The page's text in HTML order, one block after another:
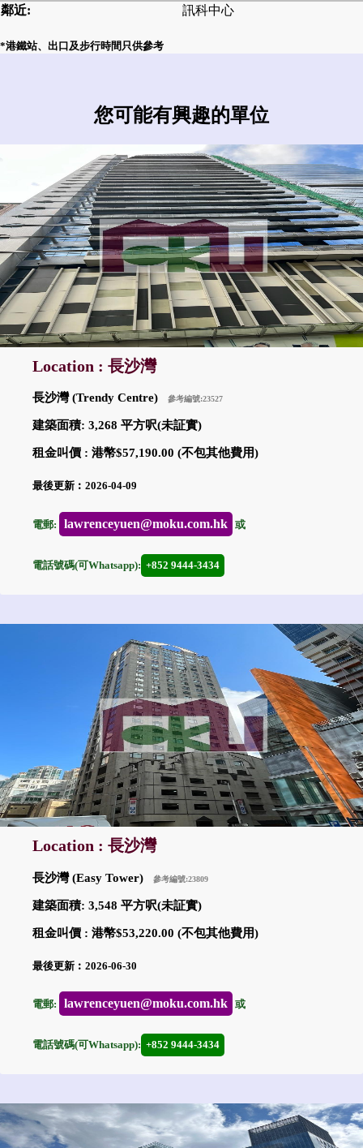
鄰近:
訊科中心
*港鐵站、出口及步行時間只供參考
您可能有興趣的單位
Location : 長沙灣
長沙灣 (Trendy Centre) 參考編號:23527
建築面積: 3,268 平方呎(未証實)
租金叫價 : 港幣$57,190.00 (不包其他費用)
最後更新︰2026-04-09
電郵: lawrenceyuen@moku.com.hk 或
電話號碼(可Whatsapp): +852 9444-3434
Location : 長沙灣
長沙灣 (Easy Tower) 參考編號:23809
建築面積: 3,548 平方呎(未証實)
租金叫價 : 港幣$53,220.00 (不包其他費用)
最後更新︰2026-06-30
電郵: lawrenceyuen@moku.com.hk 或
電話號碼(可Whatsapp): +852 9444-3434